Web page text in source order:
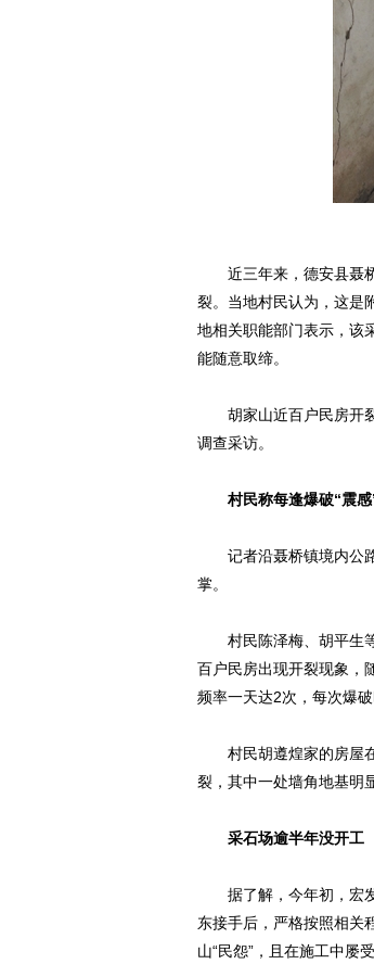
近三年来，德安县聂桥
裂。当地村民认为，这是
地相关职能部门表示，该
能随意取缔。
胡家山近百户民房开裂
调查采访。
村民称每逢爆破“震感
记者沿聂桥镇境内公路
掌。
村民陈泽梅、胡平生等
百户民房出现开裂现象，
频率一天达2次，每次爆
村民胡遵煌家的房屋在
裂，其中一处墙角地基明
采石场逾半年没开工
据了解，今年初，宏发
东接手后，严格按照相关
山“民怨”，且在施工中屡